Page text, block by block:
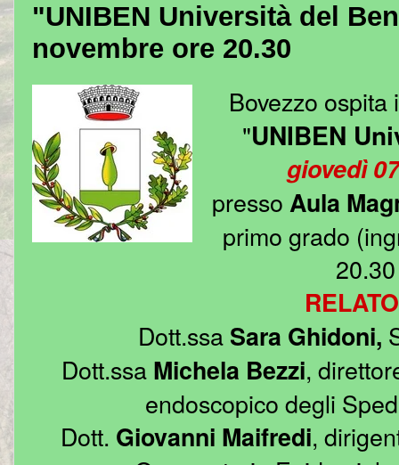
"UNIBEN Università del
novembre ore 20.30
Bovezzo
"UNIBEN
giovedì
presso Aula
primo grado
Dott.ssa Sara Ghidoni,
Dott.ssa Michela Bezzi,
endoscopico degli
Dott. Giovanni Maifredi,